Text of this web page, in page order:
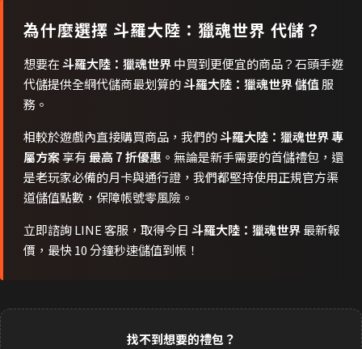
為什麼選擇 斗羅大陸：獵魂世界 代儲？
想要在斗羅大陸：獵魂世界中買到更便宜的商品？石頭手遊
代儲提供全網代儲商最划算的斗羅大陸：獵魂世界 儲值服
務。
相較於遊戲內直接購買商品，我們的斗羅大陸：獵魂世界 專
屬方案享有最高 7 折優惠 。無論是新手需要的首儲禮包，還
是老玩家必備的月卡與通行證，我們都堅持使用正規官方渠
道儲值點數，保障帳號零風險。
立即諮詢 LINE 客服，取得今日 斗羅大陸：獵魂世界最新報
價，最快 10 分鐘秒速儲值到帳！
找不到想要的禮包？